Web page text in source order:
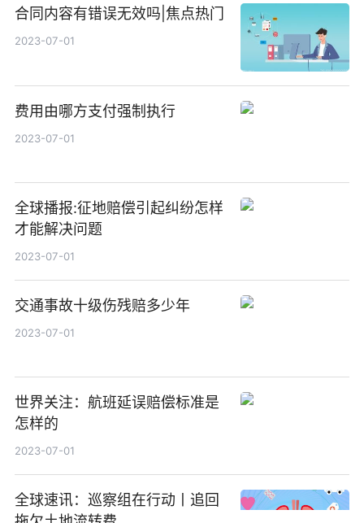
合同内容有错误无效吗|焦点热门
2023-07-01
费用由哪方支付强制执行
2023-07-01
全球播报:征地赔偿引起纠纷怎样
才能解决问题
2023-07-01
交通事故十级伤残赔多少年
2023-07-01
世界关注：航班延误赔偿标准是
怎样的
2023-07-01
全球速讯：巡察组在行动丨追回